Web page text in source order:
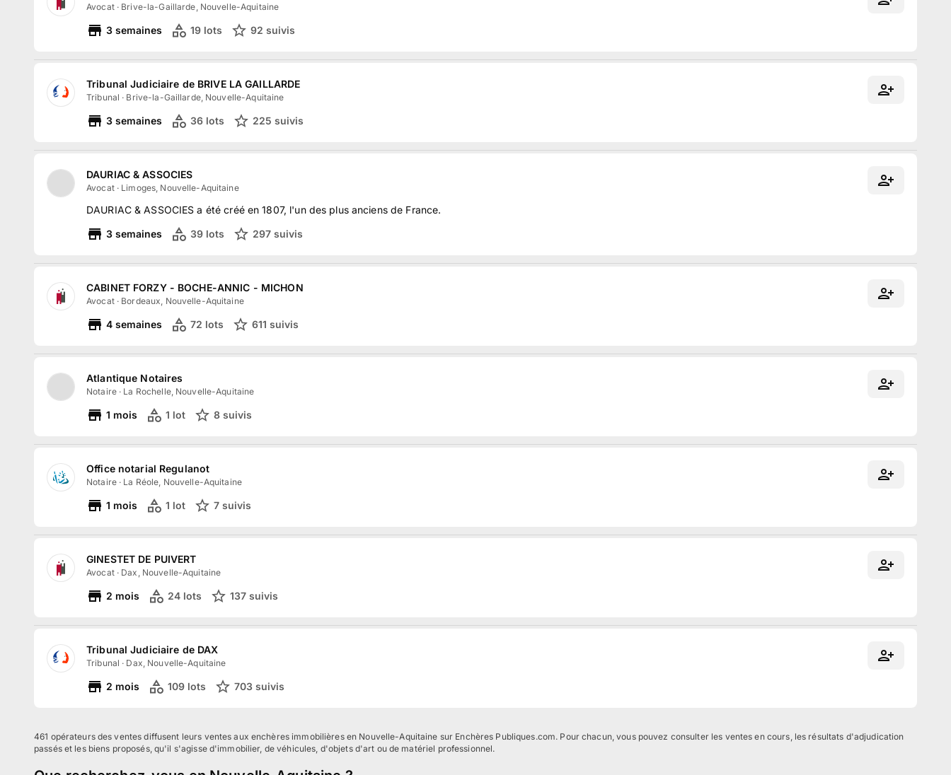
Avocat· Brive-la-Gaillarde, Nouvelle-Aquitaine
3 semaines 19 lots 92 suivis
Tribunal Judiciaire de BRIVE LA GAILLARDE
Tribunal · Brive-la-Gaillarde, Nouvelle-Aquitaine
3 semaines 36 lots 225 suivis
DAURIAC & ASSOCIES
Avocat· Limoges, Nouvelle-Aquitaine
DAURIAC & ASSOCIES a été créé en 1807, l'un des plus anciens de France.
3 semaines 39 lots 297 suivis
CABINET FORZY - BOCHE-ANNIC - MICHON
Avocat· Bordeaux, Nouvelle-Aquitaine
4 semaines 72 lots 611 suivis
Atlantique Notaires
Notaire· La Rochelle, Nouvelle-Aquitaine
1 mois 1 lot 8 suivis
Office notarial Regulanot
Notaire· La Réole, Nouvelle-Aquitaine
1 mois 1 lot 7 suivis
GINESTET DE PUIVERT
Avocat· Dax, Nouvelle-Aquitaine
2 mois 24 lots 137 suivis
Tribunal Judiciaire de DAX
Tribunal · Dax, Nouvelle-Aquitaine
2 mois 109 lots 703 suivis
461 opérateurs des ventes diffusent leurs ventes aux enchères immobilières en Nouvelle-Aquitaine sur Enchères Publiques.com. Pour chacun, vous pouvez consulter les ventes en cours, les résultats d'adjudication
passés et les biens proposés, qu'il s'agisse d'immobilier, de véhicules, d'objets d'art ou de matériel professionnel.